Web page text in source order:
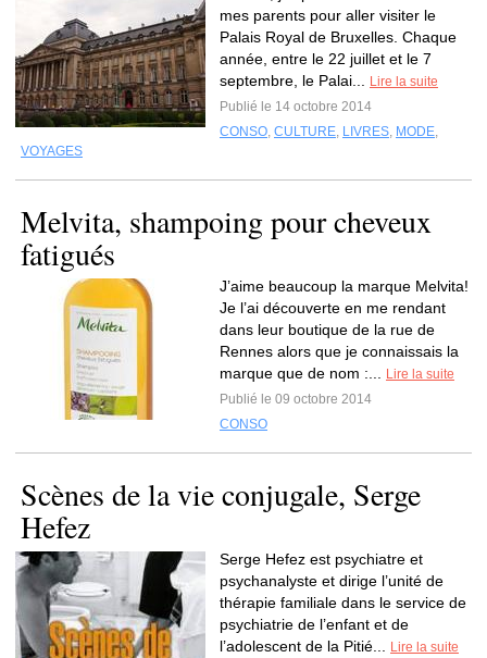
mes parents pour aller visiter le
Palais Royal de Bruxelles. Chaque
année, entre le 22 juillet et le 7
septembre, le Palai...
Lire la suite
Publié le 14 octobre 2014
CONSO, CULTURE, LIVRES, MODE,
VOYAGES
Melvita, shampoing pour cheveux
fatigués
J’aime beaucoup la marque Melvita!
Je l’ai découverte en me rendant
dans leur boutique de la rue de
Rennes alors que je connaissais la
marque que de nom :...
Lire la suite
Publié le 09 octobre 2014
CONSO
Scènes de la vie conjugale, Serge
Hefez
Serge Hefez est psychiatre et
psychanalyste et dirige l’unité de
thérapie familiale dans le service de
psychiatrie de l’enfant et de
l’adolescent de la Pitié...
Lire la suite